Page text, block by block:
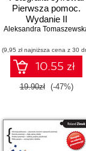
Pierwsza pomoc.
Wydanie II
Aleksandra
(9,95 zł najniższa cena z 30
10.55 zł
19.90zł (-47%)